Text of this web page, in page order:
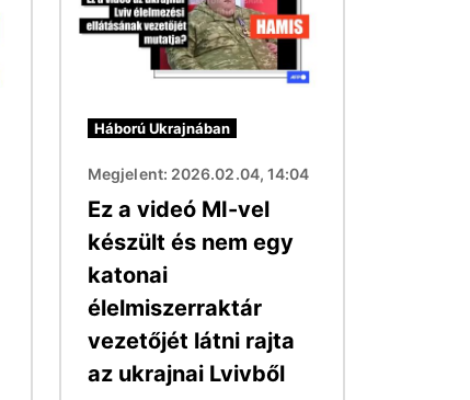
Háború Ukrajnában
Megjelent: 2026.02.04, 14:04
Ez a videó MI-vel
készült és nem egy
katonai
élelmiszerraktár
vezetőjét látni rajta
az ukrajnai Lvivből